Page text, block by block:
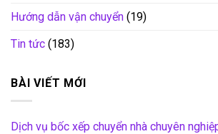
Hướng dẫn vận chuyển (19)
Tin tức (183)
BÀI VIẾT MỚI
Dịch vụ bốc xếp chuyển nhà chuyên